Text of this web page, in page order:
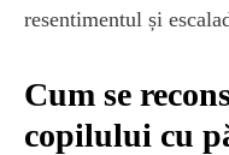
resentimentul și
Cum se
copilului cu